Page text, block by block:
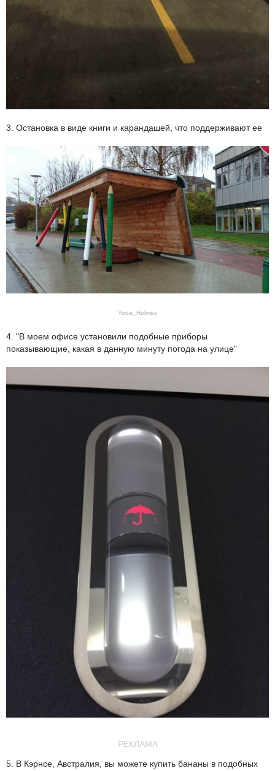
3. Остановка в виде книги и карандашей, что поддерживают ее
Yoda_Holmes
4. "В моем офисе установили подобные приборы
показывающие, какая в данную минуту погода на улице"
РЕКЛАМА
5. В Кэрнсе, Австралия, вы можете купить бананы в подобных